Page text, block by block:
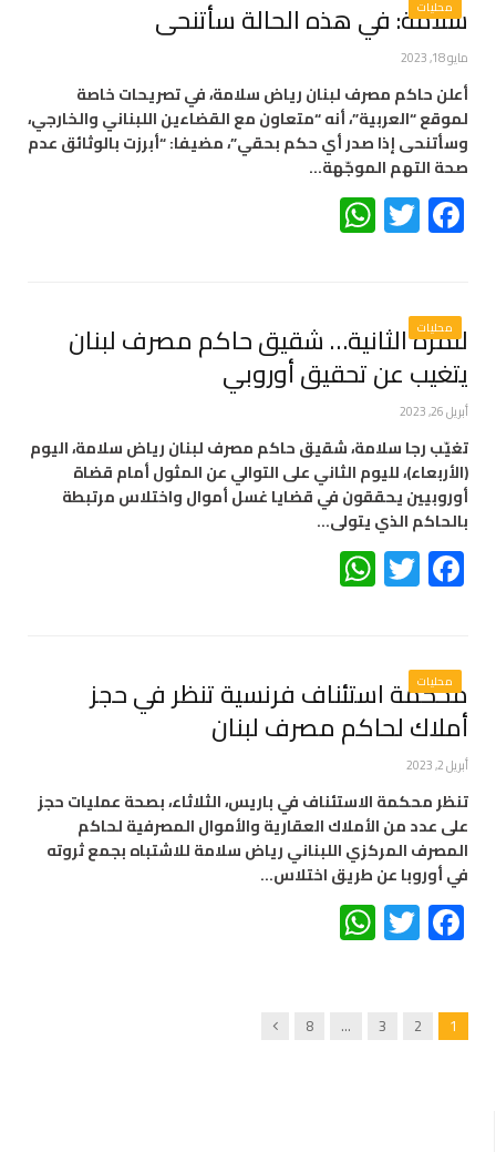
محليات
سلامة: في هذه الحالة سأتنحى
مايو 18, 2023
أعلن حاكم مصرف لبنان رياض سلامة، في تصريحات خاصة
لموقع “العربية”، أنه “متعاون مع القضاءين اللبناني والخارجي،
وسأتنحى إذا صدر أي حكم بحقي”، مضيفا: “أبرزت بالوثائق عدم
صحة التهم الموجّهة…
Facebook
Twitter
محليات
للمرة الثانية… شقيق حاكم مصرف لبنان
يتغيب عن تحقيق أوروبي
أبريل 26, 2023
تغيّب رجا سلامة، شقيق حاكم مصرف لبنان رياض سلامة، اليوم
(الأربعاء)، لليوم الثاني على التوالي عن المثول أمام قضاة
أوروبيين يحققون في قضايا غسل أموال واختلاس مرتبطة
بالحاكم الذي يتولى…
Facebook
Twitter
محليات
محكمة استئناف فرنسية تنظر في حجز
أملاك لحاكم مصرف لبنان
أبريل 2, 2023
تنظر محكمة الاستئناف في باريس، الثلاثاء، بصحة عمليات حجز
على عدد من الأملاك العقارية والأموال المصرفية لحاكم
المصرف المركزي اللبناني رياض سلامة للاشتباه بجمع ثروته
في أوروبا عن طريق اختلاس…
Facebook
Twitter
1
2
3
…
8
Next